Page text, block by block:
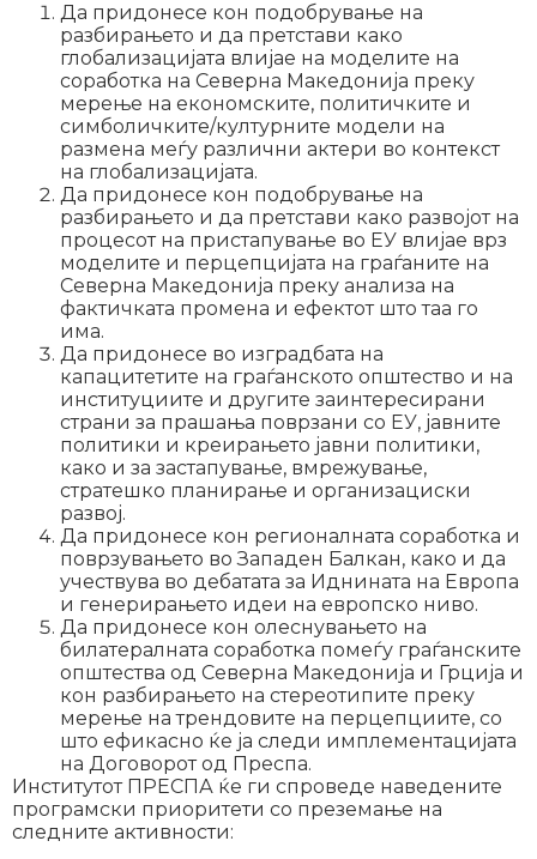
Да придонесе кон подобрување на
разбирањето и да претстави како
глобализацијата влијае на моделите на
соработка на Северна Македонија преку
мерење на економските, политичките и
симболичките/културните модели на
размена меѓу различни актери во контекст
на глобализацијата.
Да придонесе кон подобрување на
разбирањето и да претстави како развојот на
процесот на пристапување во ЕУ влијае врз
моделите и перцепцијата на граѓаните на
Северна Македонија преку анализа на
фактичката промена и ефектот што таа го
има.
Да придонесе во изградбата на
капацитетите на граѓанското општество и на
институциите и другите заинтересирани
страни за прашања поврзани со ЕУ, јавните
политики и креирањето јавни политики,
како и за застапување, вмрежување,
стратешко планирање и организациски
развој.
Да придонесе кон регионалната соработка и
поврзувањето во Западен Балкан, како и да
учествува во дебатата за Иднината на Европа
и генерирањето идеи на европско ниво.
Да придонесе кон олеснувањето на
билатералната соработка помеѓу граѓанските
општества од Северна Македонија и Грција и
кон разбирањето на стереотипите преку
мерење на трендовите на перцепциите, со
што ефикасно ќе ја следи имплементацијата
на Договорот од Преспа.
Институтот ПРЕСПА ќе ги спроведе наведените
програмски приоритети со преземање на
следните активности: